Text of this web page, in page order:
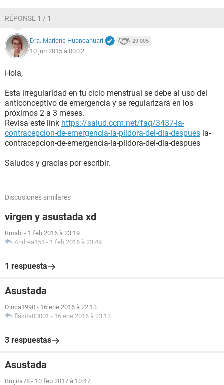
RÉPONSE 1 / 1
Dra. Marlene Huancahuari 29.005
10 jun 2015 à 00:32
Hola,
Esta irregularidad en tu ciclo menstrual se debe al uso del
anticonceptivo de emergencia y se regularizará en los
próximos 2 a 3 meses.
Revisa este link https://salud.ccm.net/faq/3437-la-
contracepcion-de-emergencia-la-pildora-del-dia-despues la-
contracepcion-de-emergencia-la-pildora-del-dia-despues
Saludos y gracias por escribir.
Discusiones similares
virgen y asustada xd
Rmabl - 1 feb 2016 à 23:19
Andrea151 - 1 feb 2016 à 23:49
1 respuesta
Asustada
Dinca1990 - 16 ene 2016 à 22:13
flakita00001 - 16 ene 2016 à 23:13
3 respuestas
Asustada
Brujita78 - 10 feb 2017 à 10:47